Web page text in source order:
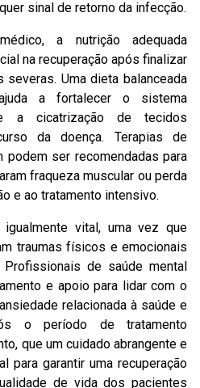
sinal de retorno da infecção.
a nutrição adequada
na recuperação após finalizar
Uma dieta balanceada
a fortalecer o sistema
a cicatrização de tecidos
da doença. Terapias de
ser recomendadas para
fraqueza muscular ou perda
e ao tratamento intensivo.
vital, uma vez que
traumas físicos e emocionais
de saúde mental
e apoio para lidar com o
relacionada à saúde e
o período de tratamento
que um cuidado abrangente e
para garantir uma recuperação
de vida dos pacientes